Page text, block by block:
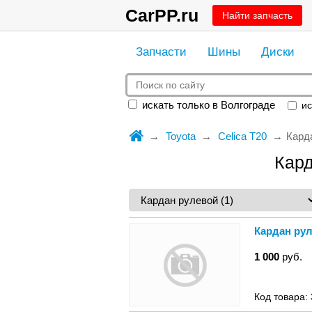
CarPP.ru Найти запчасть
Запчасти Шины Диски
искать только в Волгограде
Toyota Celica T20
Кардан
1 000 руб.
Код товара: